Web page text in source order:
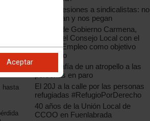
Aceptar
hasta
Más agresiones a sindicalistas: no
nos pagan y nos pegan
Un año de Gobierno Carmena,
arranca el Consejo Local con el
Plan de Empleo como objetivo
inmediato
Radiografía de un atropello a las
personas en paro
El 20J a la calle por las personas
refugiadas #RefugioPorDerecho
40 años de la Unión Local de
CCOO en Fuenlabrada